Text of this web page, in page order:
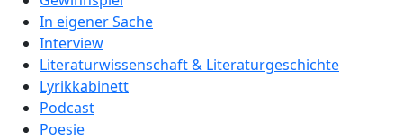
In eigener Sache
Interview
Literaturwissenschaft & Literaturgeschichte
Lyrikkabinett
Podcast
Poesie